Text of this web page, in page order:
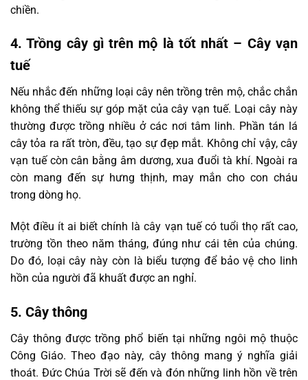
chiền.
4. Trồng cây gì trên mộ là tốt nhất – Cây vạn
tuế
Nếu nhắc đến những loại cây nên trồng trên mộ, chắc chắn
không thể thiếu sự góp mặt của cây vạn tuế. Loại cây này
thường được trồng nhiều ở các nơi tâm linh. Phần tán lá
cây tỏa ra rất tròn, đều, tạo sự đẹp mắt. Không chỉ vậy, cây
vạn tuế còn cân bằng âm dương, xua đuổi tà khí. Ngoài ra
còn mang đến sự hưng thịnh, may mắn cho con cháu
trong dòng họ.
Một điều ít ai biết chính là cây vạn tuế có tuổi thọ rất cao,
trường tồn theo năm tháng, đúng như cái tên của chúng.
Do đó, loại cây này còn là biểu tượng để bảo vệ cho linh
hồn của người đã khuất được an nghỉ.
5. Cây thông
Cây thông được trồng phổ biến tại những ngôi mộ thuộc
Công Giáo. Theo đạo này, cây thông mang ý nghĩa giải
thoát. Đức Chúa Trời sẽ đến và đón những linh hồn về trên